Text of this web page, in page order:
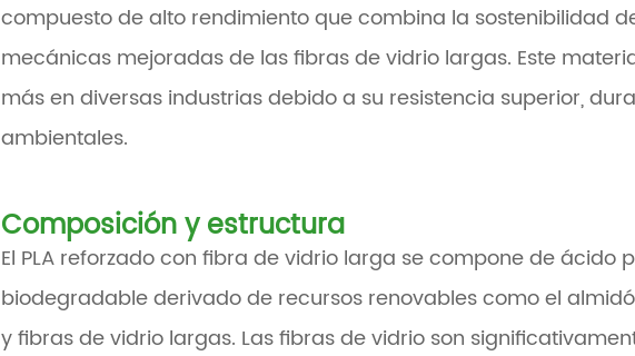
compuesto de alto rendimiento que combina la sostenibilidad
mecánicas mejoradas de las fibras de vidrio largas. Este
más en diversas industrias debido a su resistencia superior,
ambientales.
Composición y estructura
El PLA reforzado con fibra de vidrio larga se compone de ácido
biodegradable derivado de recursos renovables como el
y fibras de vidrio largas. Las fibras de vidrio son